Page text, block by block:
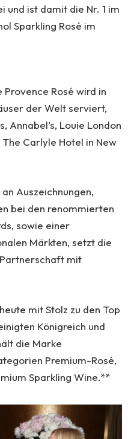
und ist damit die Nr. 1 im
Sparkling Rosé im
Rosé wird in
der Welt serviert,
Annabel’s, Louie London
Carlyle Hotel in New
Auszeichnungen,
bei den renommierten
sowie einer
Märkten, setzt die
mit
mit Stolz zu den Top
Königreich und
die Marke
Premium-Rosé,
Sparkling Wine.**